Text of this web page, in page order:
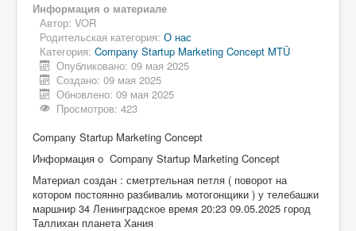
Информация о материале
Автор: VOR
Родительская категория: О нас
Категория: Company Startup Marketing Concept MTÜ
Опубликовано: 09 мая 2025
Создано: 09 мая 2025
Обновлено: 09 мая 2025
Просмотров: 423
Company Startup Marketing Concept
Информация о Company Startup Marketing Concept
Материал создан : сметртельная петля ( поворот на
котором постоянно разбивалиь мотогонщики ) у телебашки
маршнир 34 Ленинградское время 20:23 09.05.2025 город
Таллихан планета Хания